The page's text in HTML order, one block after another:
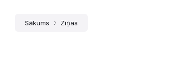
Sākums Ziņas